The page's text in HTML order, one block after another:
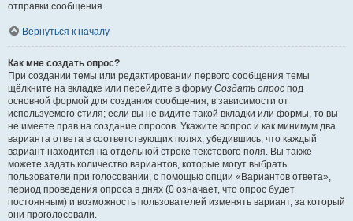
отправки сообщения.
Вернуться к началу
Как мне создать опрос?
При создании темы или редактировании первого сообщения темы
щёлкните на вкладке или перейдите в форму Создать опрос под
основной формой для создания сообщения, в зависимости от
используемого стиля; если вы не видите такой вкладки или формы, то вы
не имеете прав на создание опросов. Укажите вопрос и как минимум два
варианта ответа в соответствующих полях, убедившись, что каждый
вариант находится на отдельной строке текстового поля. Вы также
можете задать количество вариантов, которые могут выбрать
пользователи при голосовании, с помощью опции «Вариантов ответа»,
период проведения опроса в днях (0 означает, что опрос будет
постоянным) и возможность пользователей изменять вариант, за который
они проголосовали.